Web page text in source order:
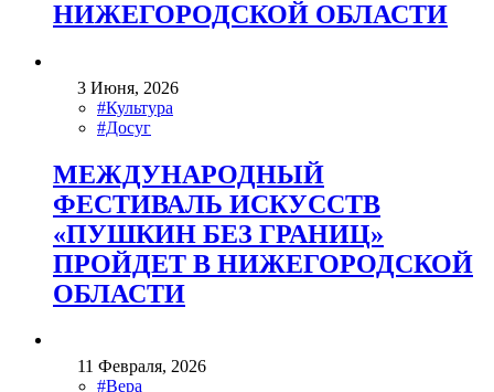
НИЖЕГОРОДСКОЙ ОБЛАСТИ
3 Июня, 2026
#Культура
#Досуг
МЕЖДУНАРОДНЫЙ
ФЕСТИВАЛЬ ИСКУССТВ
«ПУШКИН БЕЗ ГРАНИЦ»
ПРОЙДЕТ В НИЖЕГОРОДСКОЙ
ОБЛАСТИ
11 Февраля, 2026
#Вера